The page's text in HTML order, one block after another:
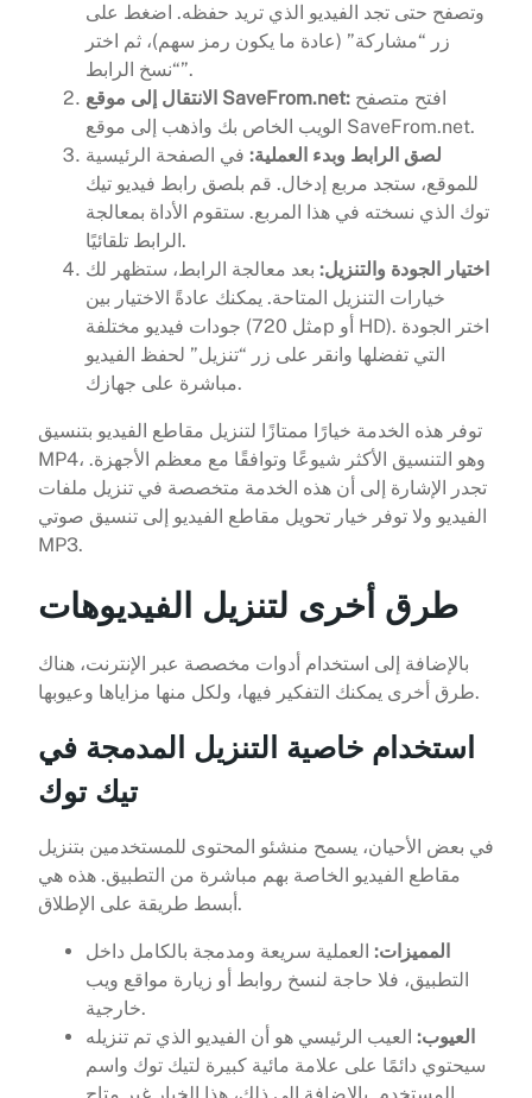
وتصفح حتى تجد الفيديو الذي تريد حفظه. اضغط على
زر “مشاركة” (عادة ما يكون رمز سهم)، ثم اختر
“نسخ الرابط”.
الانتقال إلى موقع SaveFrom.net:
الويب الخاص بك واذهب إلى موقع SaveFrom.net.
لصق الرابط وبدء العملية: في الصفحة الرئيسية
للموقع، ستجد مربع إدخال. قم بلصق رابط فيديو تيك
توك الذي نسخته في هذا المربع. ستقوم الأداة بمعالجة
الرابط تلقائيًا.
اختيار الجودة والتنزيل: بعد معالجة الرابط، ستظهر لك
خيارات التنزيل المتاحة. يمكنك عادةً الاختيار بين
جودات فيديو مختلفة (مثل 720p أو HD). اختر الجودة
التي تفضلها وانقر على زر “تنزيل” لحفظ الفيديو
مباشرة على جهازك.
توفر هذه الخدمة خيارًا ممتازًا لتنزيل مقاطع الفيديو بتنسيق
MP4، وهو التنسيق الأكثر شيوعًا وتوافقًا مع معظم الأجهزة.
تجدر الإشارة إلى أن هذه الخدمة متخصصة في تنزيل ملفات
الفيديو ولا توفر خيار تحويل مقاطع الفيديو إلى تنسيق صوتي
MP3.
طرق أخرى لتنزيل الفيديوهات
بالإضافة إلى استخدام أدوات مخصصة عبر الإنترنت، هناك
طرق أخرى يمكنك التفكير فيها، ولكل منها مزاياها وعيوبها.
استخدام خاصية التنزيل المدمجة في
تيك توك
في بعض الأحيان، يسمح منشئو المحتوى للمستخدمين بتنزيل
مقاطع الفيديو الخاصة بهم مباشرة من التطبيق. هذه هي
أبسط طريقة على الإطلاق.
المميزات: العملية سريعة ومدمجة بالكامل داخل
التطبيق، فلا حاجة لنسخ روابط أو زيارة مواقع ويب
خارجية.
العيوب: العيب الرئيسي هو أن الفيديو الذي تم تنزيله
سيحتوي دائمًا على علامة مائية كبيرة لتيك توك واسم